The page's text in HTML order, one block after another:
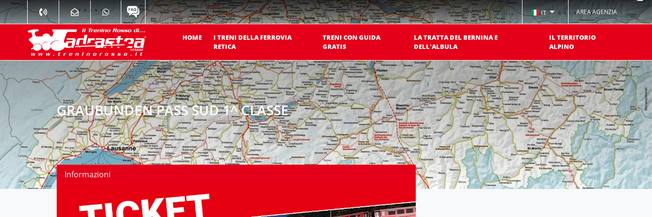
IT AREA AGENZIA
HOME
I TRENI DELLA FERROVIA
RETICA
TRENI CON GUIDA
GRATIS
LA TRATTA DEL BERNINA E
DELL'ALBULA
IL TERRITORIO
ALPINO
GRAUBUNDEN PASS SUD 1^ CLASSE
Informazioni